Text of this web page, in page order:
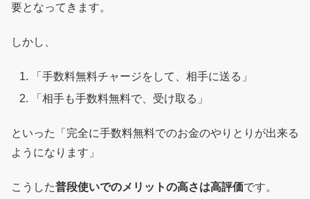
要となってきます。
しかし、
「手数料無料チャージをして、相手に送る」
「相手も手数料無料で、受け取る」
といった「完全に手数料無料でのお金のやりとりが出来る
ようになります」
こうした普段使いでのメリットの高さは高評価です。